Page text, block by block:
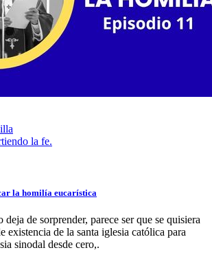
la fe.
la homilía eucarística
de sorprender, parece ser que se quisiera
existencia de la santa iglesia católica para
sinodal desde cero,.